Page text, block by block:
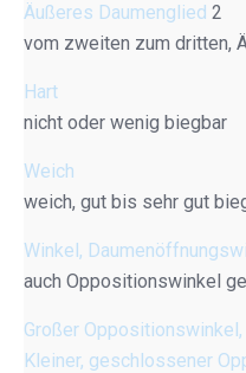
Äußeres Daumenglied 2
vom zweiten zum dritten,
Hart
nicht oder wenig biegbar
Weich
weich, gut bis sehr gut
Winkel,
auch Oppositionswinkel
Großer
Kleiner, geschlossener